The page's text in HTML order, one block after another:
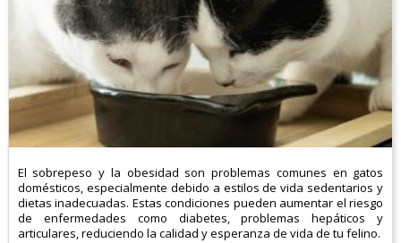
El sobrepeso y la obesidad son problemas comunes en gatos
domésticos, especialmente debido a estilos de vida sedentarios y
dietas inadecuadas. Estas condiciones pueden aumentar el riesgo
de enfermedades como diabetes, problemas hepáticos y
articulares, reduciendo la calidad y esperanza de vida de tu felino.​